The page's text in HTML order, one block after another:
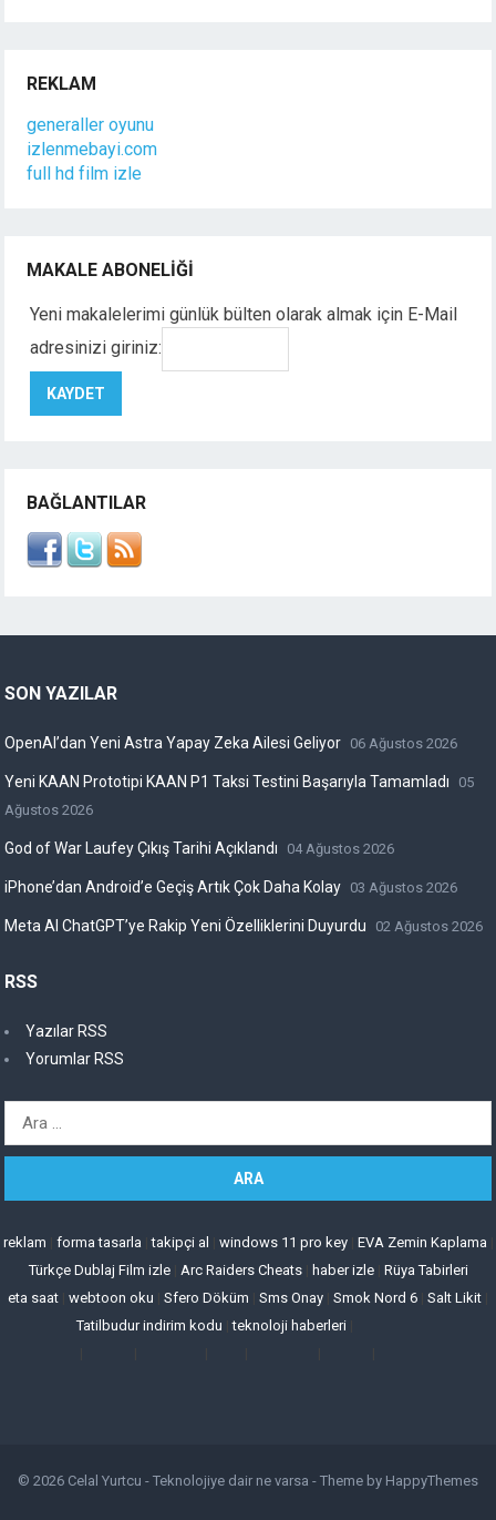
REKLAM
generaller oyunu
izlenmebayi.com
full hd film izle
MAKALE ABONELIĞI
Yeni makalelerimi günlük bülten olarak almak için E-Mail
adresinizi giriniz:
BAĞLANTILAR
SON YAZILAR
OpenAI’dan Yeni Astra Yapay Zeka Ailesi Geliyor 06 Ağustos 2026
Yeni KAAN Prototipi KAAN P1 Taksi Testini Başarıyla Tamamladı
05
Ağustos 2026
God of War Laufey Çıkış Tarihi Açıklandı 04 Ağustos 2026
iPhone’dan Android’e Geçiş Artık Çok Daha Kolay 03 Ağustos 2026
Meta AI ChatGPT’ye Rakip Yeni Özelliklerini Duyurdu 02 Ağustos 2026
RSS
Yazılar RSS
Yorumlar RSS
Arama:
reklam forma tasarla |takipçi al windows 11 pro key| EVA Zemin Kaplama
Türkçe Dublaj Film izle| Arc Raiders Cheats| haber izle| Rüya Tabirleri
eta saat webtoon oku Sfero Döküm Sms Onay Smok Nord 6 Salt Likit
Tatilbudur indirim kodu |teknoloji haberleri|
© 2026 Celal Yurtcu - Teknolojiye dair ne varsa - Theme by HappyThemes